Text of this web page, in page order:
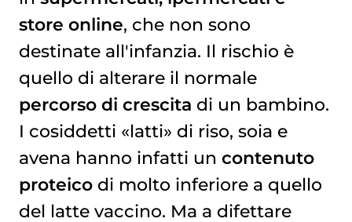
store online, che non sono
destinate all'infanzia. Il rischio è
quello di alterare il normale
percorso di crescita di un bambino.
I cosiddetti «latti» di riso, soia e
avena hanno infatti un contenuto
proteicodi molto inferiore a quello
del latte vaccino. Ma a difettare